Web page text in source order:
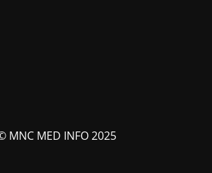
MNC MED INFO 2025